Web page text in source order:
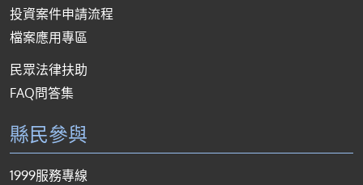
投資案件申請流程
檔案應用專區
民眾法律扶助
FAQ問答集
縣民參與
1999服務專線